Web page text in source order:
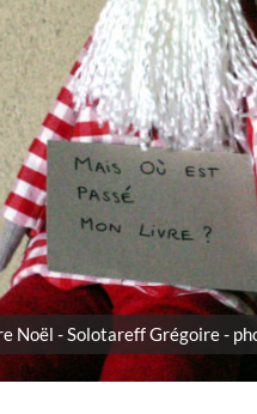
Noël - Solotareff Grégoire -